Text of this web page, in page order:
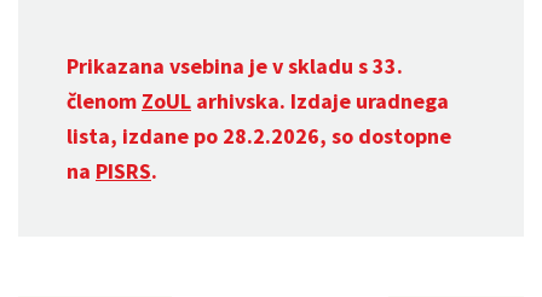
Prikazana vsebina je v skladu s 33.
členom ZoUL arhivska. Izdaje uradnega
lista, izdane po 28.2.2026, so dostopne
na PISRS.